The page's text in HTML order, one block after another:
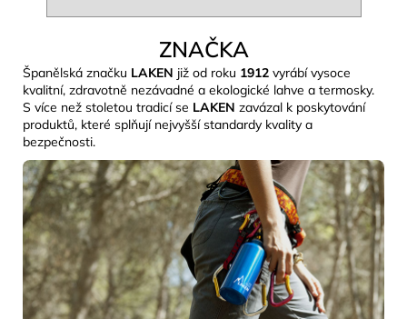
ZNAČKA
Španělská značku LAKEN již od roku 1912 vyrábí vysoce
kvalitní, zdravotně nezávadné a ekologické lahve a termosky.
S více než stoletou tradicí se LAKEN zavázal k poskytování
produktů, které splňují nejvyšší standardy kvality a
bezpečnosti.